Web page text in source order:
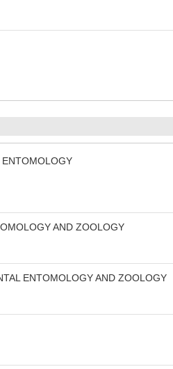
AND ZOOLOGY
ENTOMOLOGY AND ZOOLOGY